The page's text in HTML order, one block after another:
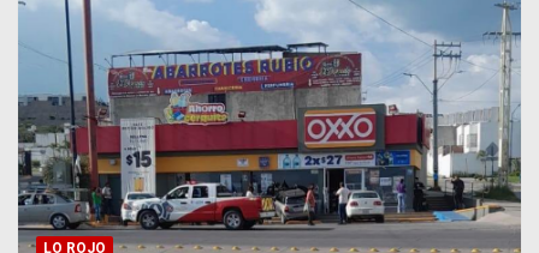
LO ROJO